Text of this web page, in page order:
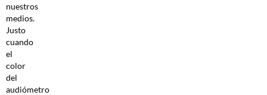
nuestros
medios.
Justo
cuando
el
color
del
audiómetro